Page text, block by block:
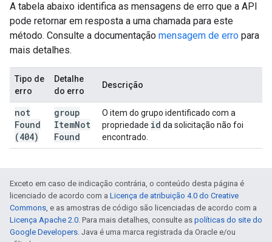
A tabela abaixo identifica as mensagens de erro que a API
pode retornar em resposta a uma chamada para este
método. Consulte a documentação mensagem de erro para
mais detalhes.
Tipo de
erro
Detalhe
do erro
Descrição
not
Found
(404)
group
ItemNot
Found
O item do grupo identificado com a
propriedade id da solicitação não foi
encontrado.
Exceto em caso de indicação contrária, o conteúdo desta página é
licenciado de acordo com a Licença de atribuição 4.0 do Creative
Commons, e as amostras de código são licenciadas de acordo com a
Licença Apache 2.0. Para mais detalhes, consulte as políticas do site do
Google Developers. Java é uma marca registrada da Oracle e/ou